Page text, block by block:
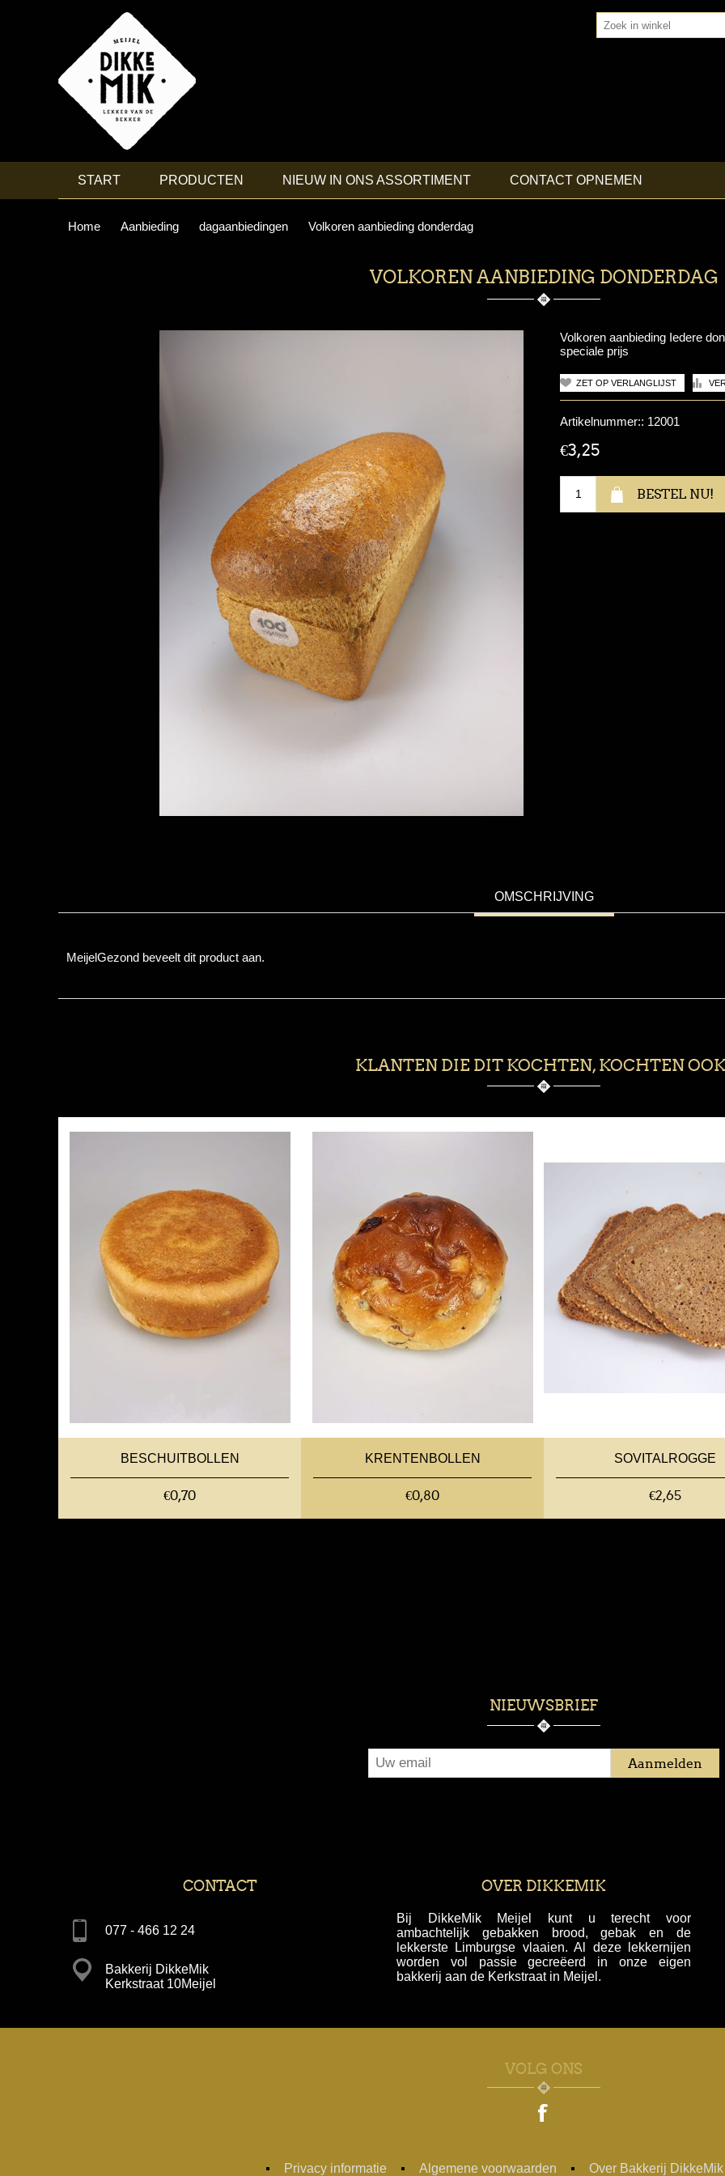
START PRODUCTEN NIEUW IN ONS ASSORTIMENT CONTACT OPNEMEN
Home Aanbieding dagaanbiedingen Volkoren aanbieding donderdag
VOLKOREN AANBIEDING DONDERDAG
Volkoren aanbieding Iedere
speciale prijs
Artikelnummer:: 12001
€3,25
OMSCHRIJVING
MeijelGezond beveelt dit product aan.
KLANTEN DIE DIT KOCHTEN, KOCHTEN
BESCHUITBOLLEN
€0,70
KRENTENBOLLEN
€0,80
SOVITALROGGE
€2,65
NIEUWSBRIEF
CONTACT
077 - 466 12 24
Bakkerij DikkeMik
Kerkstraat 10Meijel
OVER DIKKEMIK
Bij DikkeMik Meijel kunt u terecht voor
ambachtelijk gebakken brood, gebak en de
lekkerste Limburgse vlaaien. Al deze lekkernijen
worden vol passie gecreëerd in onze eigen
bakkerij aan de Kerkstraat in Meijel.
VOLG ONS
Privacy informatie Algemene voorwaarden Over Bakkerij DikkeMik